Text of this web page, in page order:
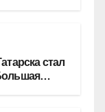
стал